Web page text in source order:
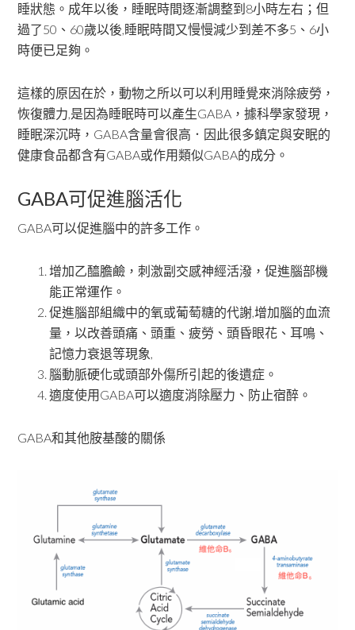
睡狀態。成年以後，睡眠時間逐漸調整到8小時左右；但
過了50、60歲以後,睡眠時間又慢慢減少到差不多5、6小
時便已足夠。
這樣的原因在於，動物之所以可以利用睡覺來消除疲勞，
恢復體力,是因為睡眠時可以產生GABA，據科學家發現，
睡眠深沉時，GABA含量會很高．因此很多鎮定與安眠的
健康食品都含有GABA或作用類似GABA的成分。
GABA可促進腦活化
GABA可以促進腦中的許多工作。
增加乙醯膽鹼，刺激副交感神經活潑，促進腦部機
能正常運作。
促進腦部組織中的氧或葡萄糖的代謝,增加腦的血流
量，以改善頭痛、頭重、疲勞、頭昏眼花、耳鳴、
記憶力衰退等現象,
腦動脈硬化或頭部外傷所引起的後遺症。
適度使用GABA可以適度消除壓力、防止宿醉。
GABA和其他胺基酸的關係